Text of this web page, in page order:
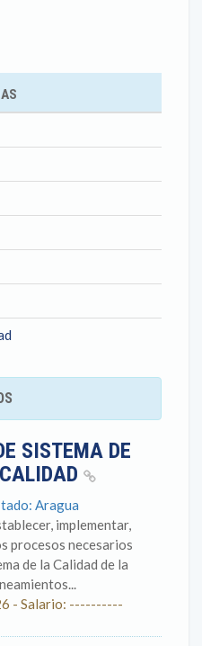
SISTEMA DE
Aragua
implementar,
procesos necesarios
de la Calidad de la
- Salario: ----------